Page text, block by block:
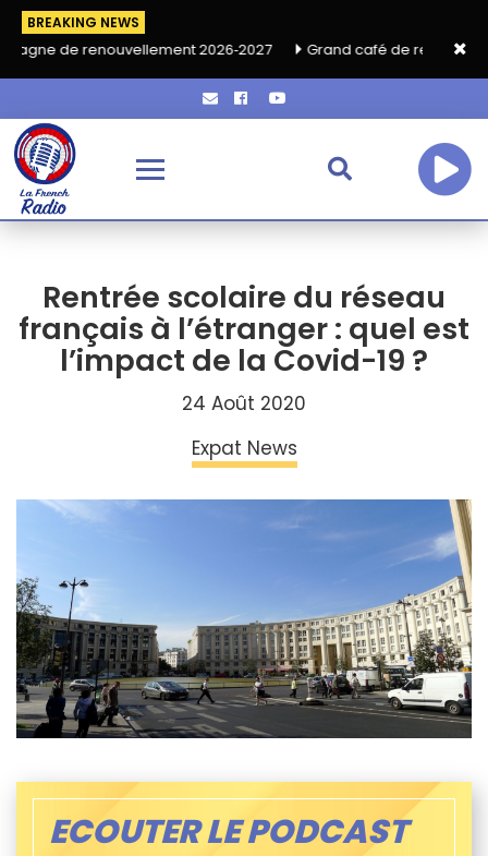
BREAKING NEWS
2026‑2027 Grand café de rentrée HKA le
Rentrée scolaire du réseau
français à l’étranger : quel est
l’impact de la Covid-19 ?
24 Août 2020
Expat News
ECOUTER LE PODCAST